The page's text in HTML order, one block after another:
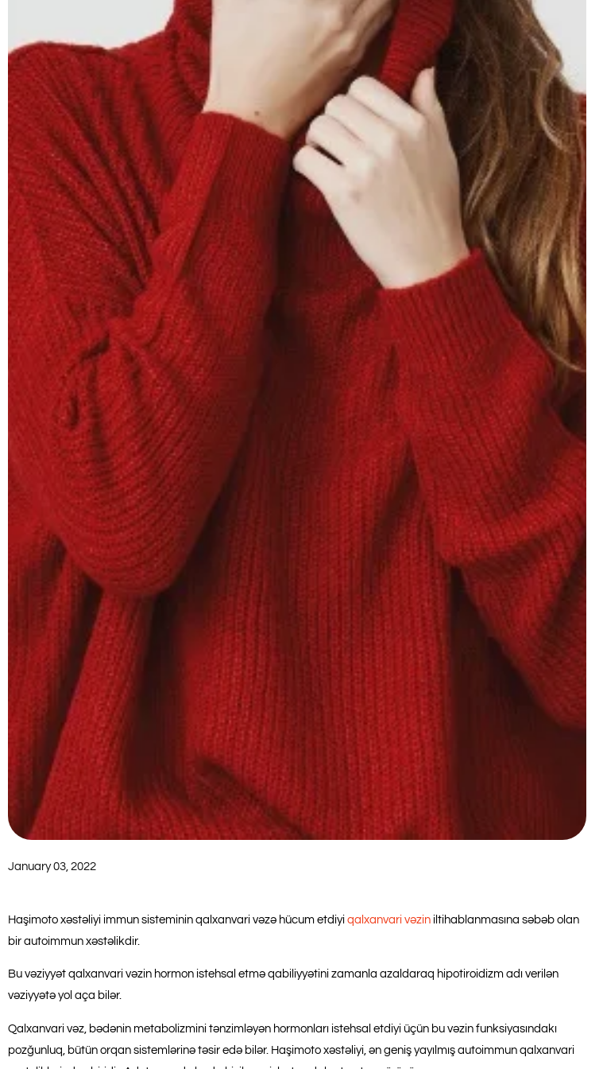
January 03, 2022
Haşimoto xəstəliyi immun sisteminin qalxanvari vəzə hücum etdiyi qalxanvari vəzin iltihablanmasına səbəb olan
bir autoimmun xəstəlikdir.
Bu vəziyyət qalxanvari vəzin hormon istehsal etmə qabiliyyətini zamanla azaldaraq hipotiroidizm adı verilən
vəziyyətə yol aça bilər.
Qalxanvari vəz, bədənin metabolizmini tənzimləyən hormonları istehsal etdiyi üçün bu vəzin funksiyasındakı
pozğunluq, bütün orqan sistemlərinə təsir edə bilər. Haşimoto xəstəliyi, ən geniş yayılmış autoimmun qalxanvari